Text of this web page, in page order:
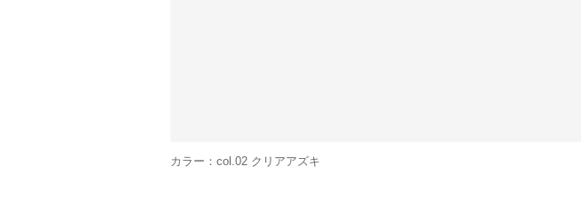
カラー：col.02 クリアアズキ